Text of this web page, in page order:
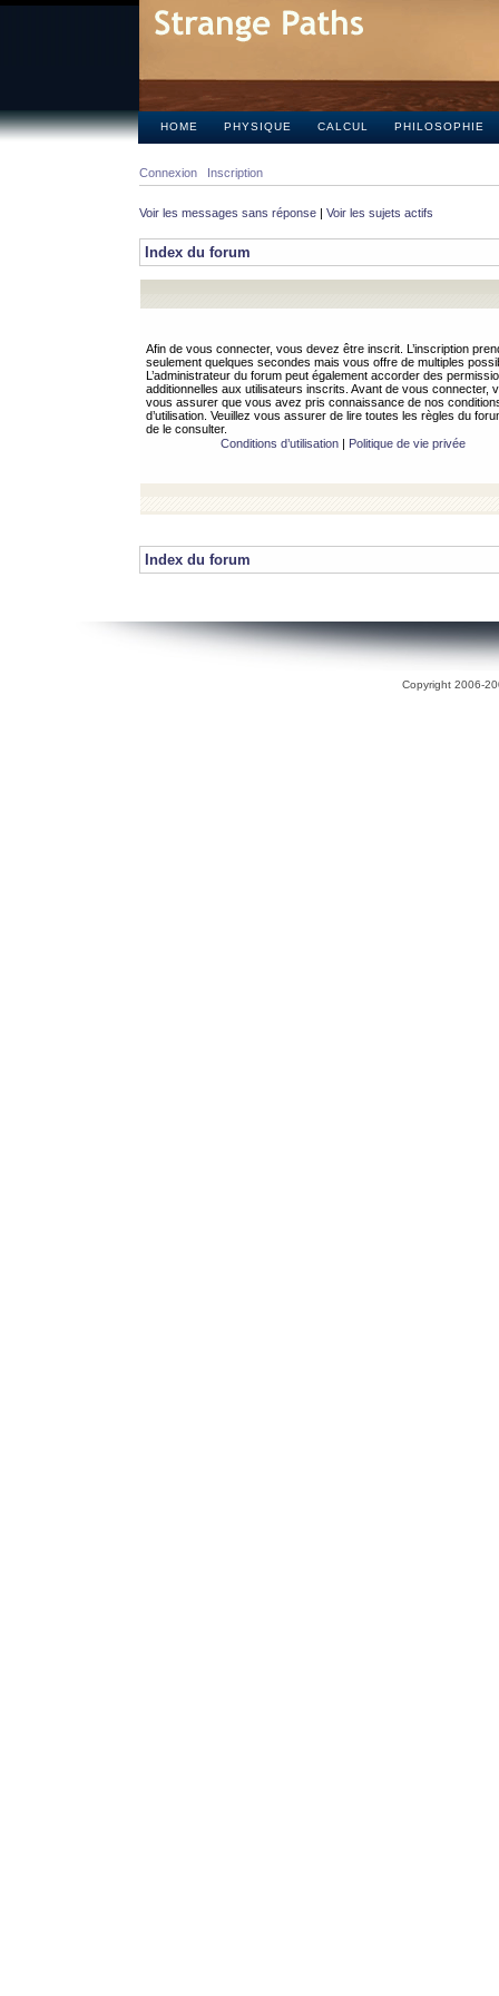
HOME PHYSIQUE CALCUL PHILOSOPHIE
Connexion Inscription
Voir les messages sans réponse | Voir les sujets actifs
Index du forum
Afin de vous connecter, vous devez être inscrit. L’inscription
seulement quelques secondes mais vous offre de multiples
L’administrateur du forum peut également accorder des
additionnelles aux utilisateurs inscrits. Avant de vous connecter,
vous assurer que vous avez pris connaissance de nos
d’utilisation. Veuillez vous assurer de lire toutes les règles du
de le consulter.
Conditions d’utilisation| Politique de vie privée
Index du forum
Copyright 2006-